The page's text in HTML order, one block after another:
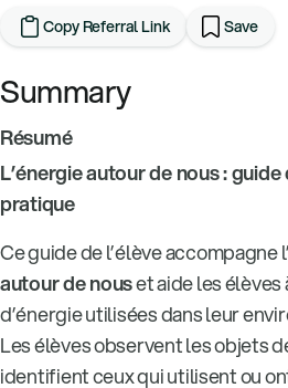
Sign Up
Copy Referral Link Save
Summary
Résumé
L’énergie autour de nous :
pratique
Ce guide de l’élève accompagne
autour de nouset aide les
d’énergie utilisées dans leur
Les élèves observent les objets
identifient ceux qui utilisent ou